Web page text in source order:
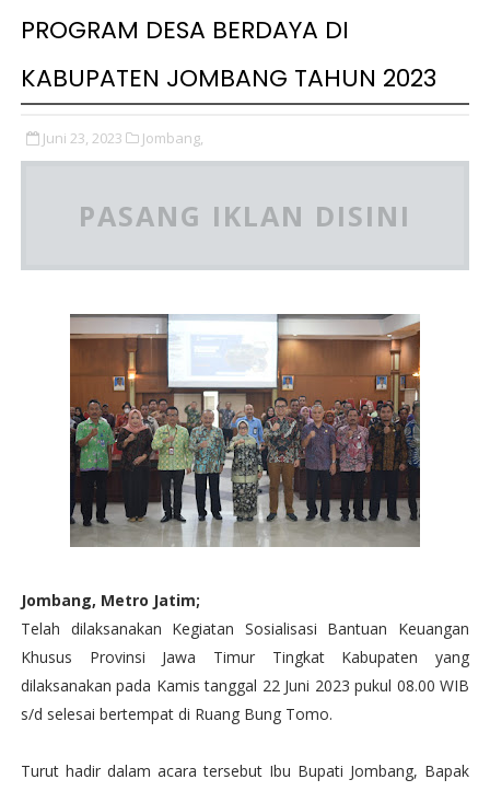
PROGRAM DESA BERDAYA DI
KABUPATEN JOMBANG TAHUN 2023
Juni 23, 2023 Jombang,
PASANG IKLAN DISINI
Jombang, Metro Jatim;
Telah dilaksanakan Kegiatan Sosialisasi Bantuan Keuangan
Khusus Provinsi Jawa Timur Tingkat Kabupaten yang
dilaksanakan pada Kamis tanggal 22 Juni 2023 pukul 08.00 WIB
s/d selesai bertempat di Ruang Bung Tomo.
Turut hadir dalam acara tersebut Ibu Bupati Jombang, Bapak